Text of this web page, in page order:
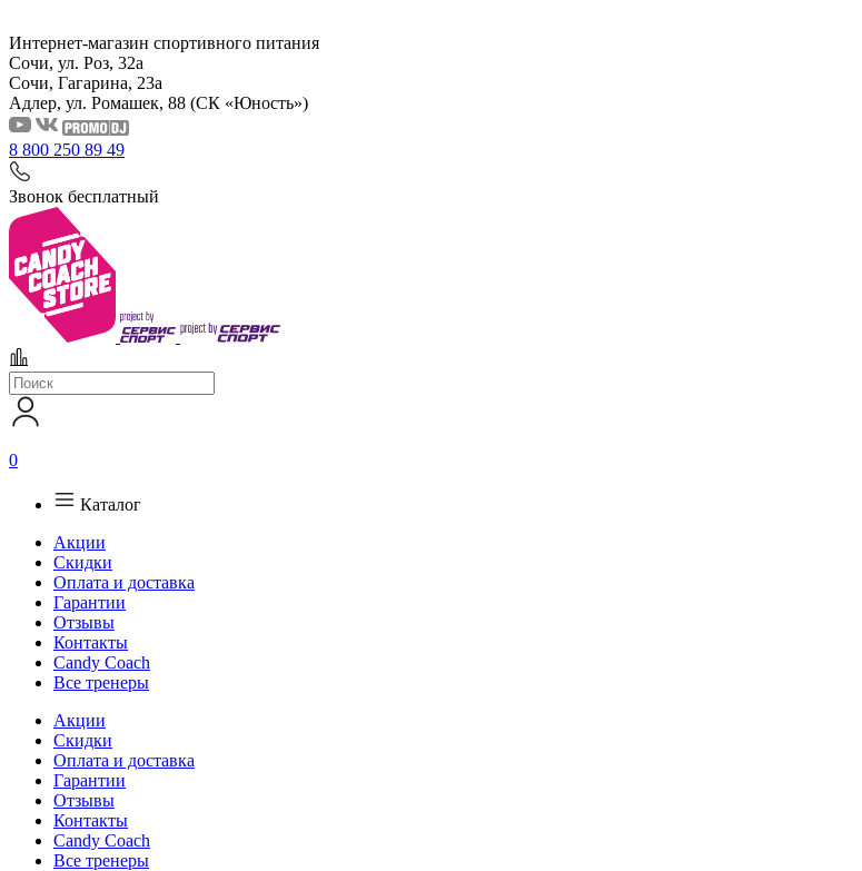
Интернет-магазин спортивного питания
Сочи, ул. Роз, 32а
Сочи, Гагарина, 23а
Адлер, ул. Ромашек, 88 (СК «Юность»)
8 800 250 89 49
Звонок бесплатный
0
Каталог
Акции
Скидки
Оплата и доставка
Гарантии
Отзывы
Контакты
Candy Coach
Все тренеры
Акции
Скидки
Оплата и доставка
Гарантии
Отзывы
Контакты
Candy Coach
Все тренеры